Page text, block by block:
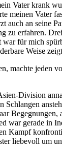
Vater krank
meinen Vater
an seine
zu erfahren.
für mich
Weise
machte
Division
Schlangen
war gerade in
Kampf
liebevoll um